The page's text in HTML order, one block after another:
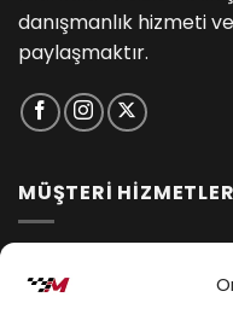
danışmanlık hizmeti
paylaşmaktır.
MÜŞTERİ